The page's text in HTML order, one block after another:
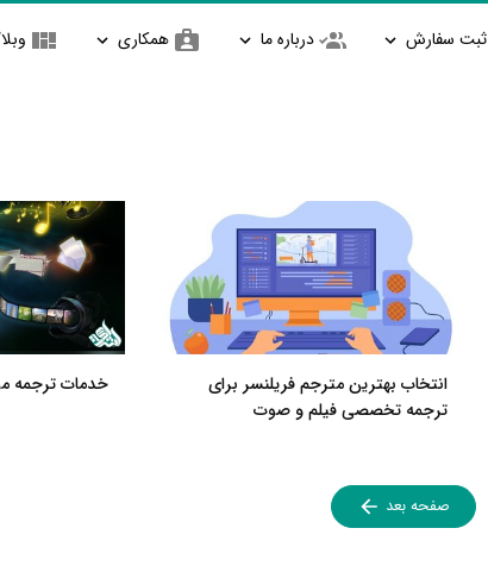
ثبت سفارش درباره ما همکاری
انتخاب بهترین مترجم فریلنسر برای
ترجمه تخصصی فیلم و صوت
خدمات ترجمه
صفحه بعد